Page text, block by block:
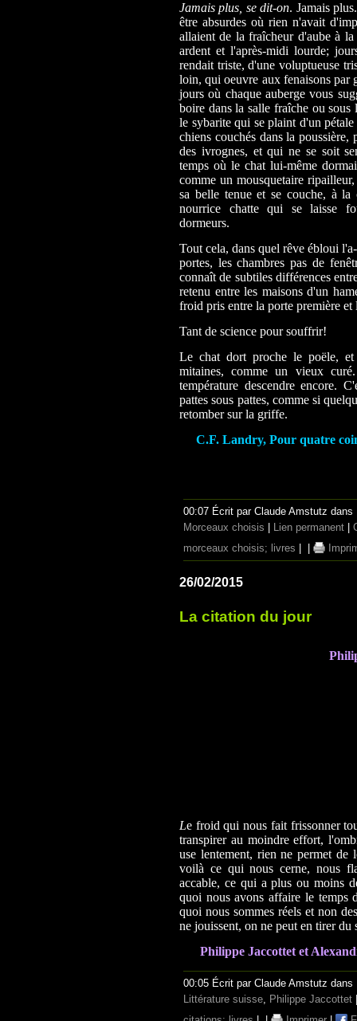
Jamais plus, se dit-on. Jamais
être absurdes où rien n'avait
allaient de la fraîcheur d'aube à
ardent et l'après-midi lourde;
rendait triste, d'une voluptueuse
loin, qui oeuvre aux fenaisons par
jours où chaque auberge vous
boire dans la salle fraîche ou
le sybarite qui se plaint d'un
chiens couchés dans la
des ivrognes, et qui ne se soit
temps où le chat lui-même
comme un mousquetaire
sa belle tenue et se couche, à la
nourrice chatte qui se laisse
dormeurs.
Tout cela, dans quel rêve ébloui
portes, les chambres pas de
connaît de subtiles différences
retenu entre les maisons d'un
froid pris entre la porte première et
Tant de science pour souffrir!
Le chat dort proche le poële, et
mitaines, comme un vieux
température descendre encore.
pattes sous pattes, comme si
retomber sur la griffe.
C.F. Landry, Pour quatre
00:07 Écrit par Claude Amstutz dans
Morceaux choisis
Lien permanent
morceaux choisis; livres
26/02/2015
La citation du jour
Le froid qui nous fait frissonner
transpirer au moindre effort,
use lentement, rien ne permet de
voilà ce qui nous cerne, nous
accable, ce qui a plus ou moins
quoi nous avons affaire le temps
quoi nous sommes réels et non
ne jouissent, on ne peut en tirer du
Philippe Jaccottet et
00:05 Écrit par Claude Amstutz dans
Littérature suisse Philippe Jaccottet